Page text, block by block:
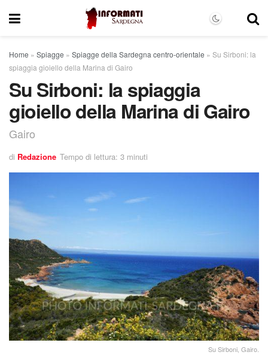
Home » Spiagge » Spiagge della Sardegna centro-orientale » Su Sirboni: la
spiaggia gioiello della Marina di Gairo
Su Sirboni: la spiaggia
gioiello della Marina di Gairo
Gairo
di Redazione Tempo di lettura: 3 minuti
Su Sirboni, Gairo.